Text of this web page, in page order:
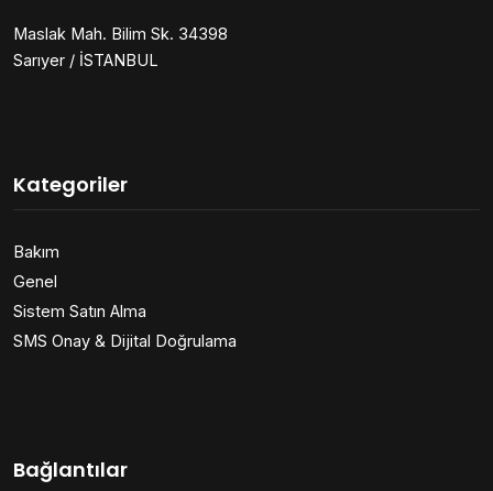
Maslak Mah. Bilim Sk. 34398
Sarıyer / İSTANBUL
Kategoriler
Bakım
Genel
Sistem Satın Alma
SMS Onay & Dijital Doğrulama
Bağlantılar